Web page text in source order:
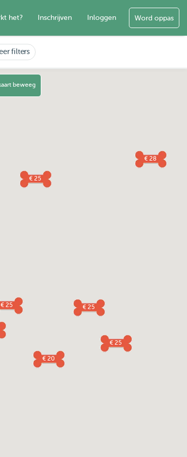
het? Inschrijven Inloggen Word oppas
filters
€ 25
€ 25
€ 20
€ 25
€ 28
€ 25
beweeg